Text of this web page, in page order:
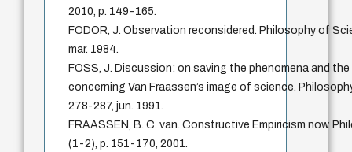
2010, p. 149-165.
FODOR, J. Observation reconsidered. Philosophy of
mar. 1984.
FOSS, J. Discussion: on saving the phenomena and
concerning Van Fraassen’s image of science.
278-287, jun. 1991.
FRAASSEN, B. C. van. Constructive Empiricism now.
(1-2), p. 151-170, 2001.